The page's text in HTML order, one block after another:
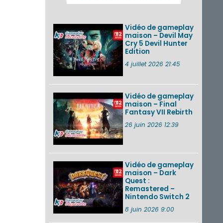
Pokémon GO : les
Un Fire Emblem :
Fortune’s Weave
Direct d’environ 20
août 2026...
Les sorties eShop de
la semaine 31 de
2026 (Xenoblade
Chronicles 2 –
VOIR PLUS DE NEWS
Vidéo de gameplay
maison – Devil May
Cry 5 Devil Hunter
Edition
4 juillet 2026 21:45
Vidéo de gameplay
maison – Final
Fantasy VII Rebirth
26 juin 2026 12:39
Vidéo de gameplay
maison – Dark
Quest :
Remastered –
Nintendo Switch 2
8 juin 2026 9:00